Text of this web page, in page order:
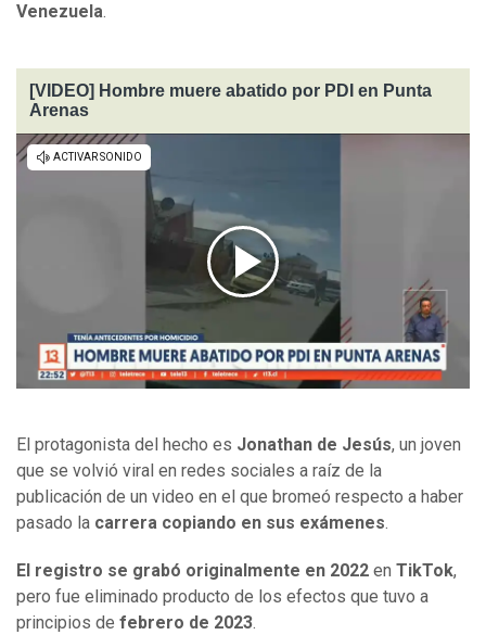
Venezuela.
[VIDEO] Hombre muere abatido por PDI en Punta
Arenas
El protagonista del hecho es Jonathan de Jesús, un joven
que se volvió viral en redes sociales a raíz de la
publicación de un video en el que bromeó respecto a haber
pasado la carrera copiando en sus exámenes.
El registro se grabó originalmente en 2022 en TikTok,
pero fue eliminado producto de los efectos que tuvo a
principios de febrero de 2023.